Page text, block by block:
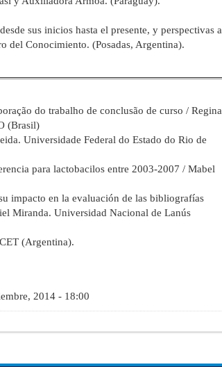
sus inicios hasta el presente, y perspectivas a
del Conocimiento. (Posadas, Argentina).
do trabalho de conclusão de curso / Regina
(Brasil)
Universidade Federal do Estado do Rio de
para lactobacilos entre 2003-2007 / Mabel
impacto en la evaluación de las bibliografías
Miranda. Universidad Nacional de Lanús
(Argentina).
2014 - 18:00